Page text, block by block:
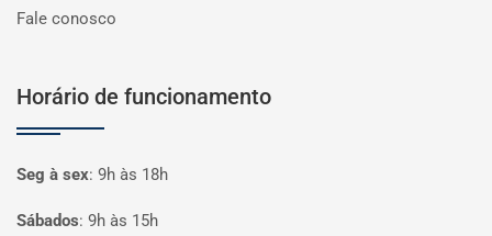
Fale conosco
Horário de funcionamento
Seg à sex: 9h às 18h
Sábados: 9h às 15h